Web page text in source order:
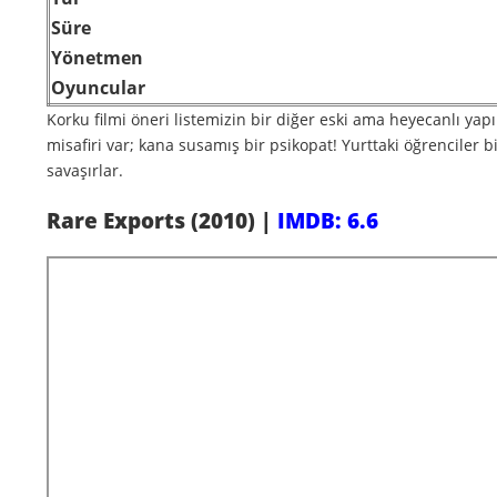
Süre
Yönetmen
Oyuncular
Korku filmi öneri listemizin bir diğer eski ama heyecanlı
misafiri var; kana susamış bir psikopat! Yurttaki öğrenciler
savaşırlar.
Rare Exports (2010) | IMDB: 6.6